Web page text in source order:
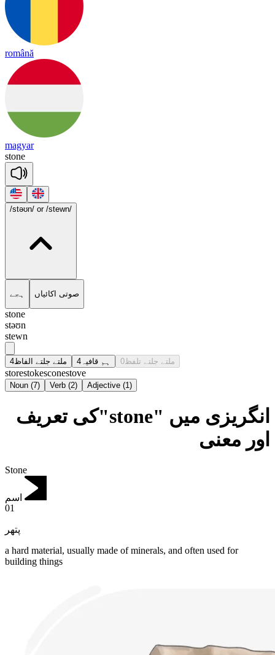
română
magyar
stone
/stəʊn/ or /stewn/
ہجے صوتی اکائیاں
stone
stəʊn
stewn
ملتے جلتے الفاظ4 ہم قافیہ 4 ملتے جلتے تلفظ 0
storestokesconestove
Noun (7) Verb (2) Adjective (1)
انگریزی میں "stone"کی تعریف
اور معنی
Stone
اسم
01
پتھر
a hard material, usually made of minerals, and often used for
building things